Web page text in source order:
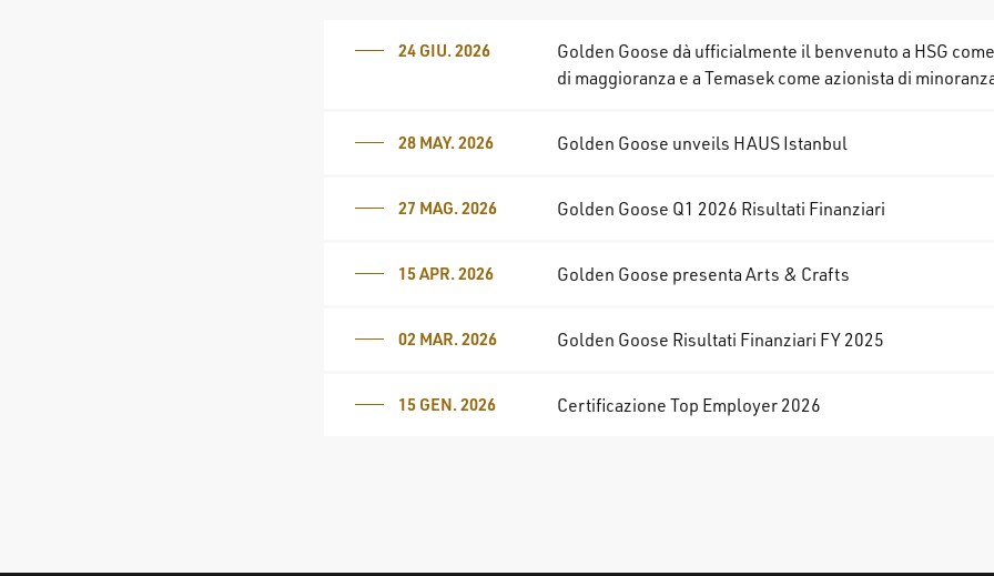
24 GIU. 2026
Golden Goose dà ufficialmente il benvenuto a HSG
di maggioranza e a Temasek come azionista di
28 MAY. 2026 Golden Goose unveils HAUS Istanbul
27 MAG. 2026 Golden Goose Q1 2026 Risultati Finanziari
15 APR. 2026 Golden Goose presenta Arts & Crafts
02 MAR. 2026 Golden Goose Risultati Finanziari FY 2025
15 GEN. 2026 Certificazione Top Employer 2026